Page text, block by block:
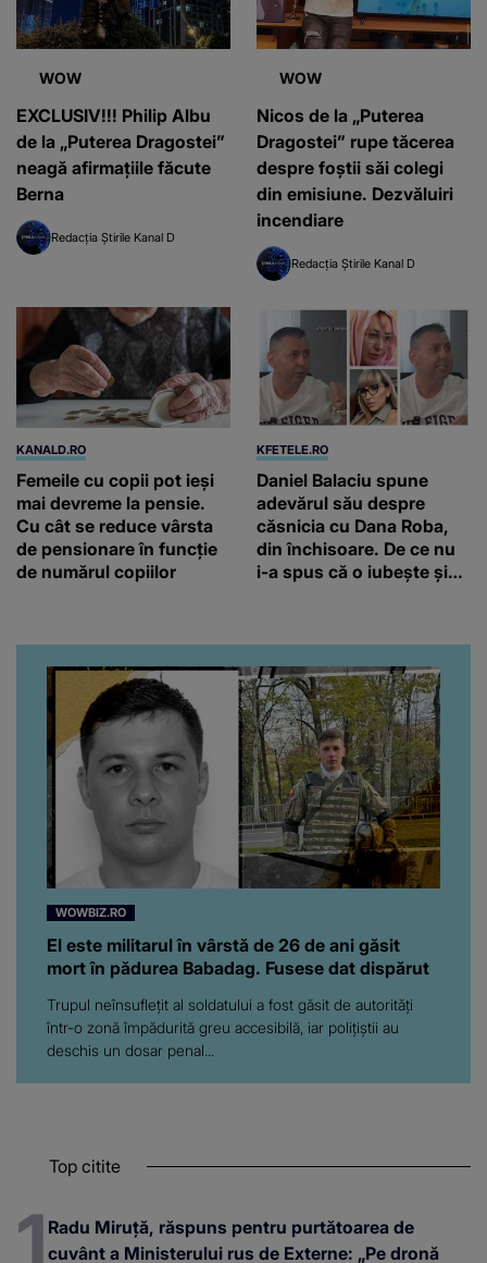
WOW
EXCLUSIV!!! Philip Albu
de la „Puterea Dragostei”
neagă afirmațiile făcute
Berna
Redacția Știrile Kanal D
WOW
Nicos de la „Puterea
Dragostei” rupe tăcerea
despre foștii săi colegi
din emisiune. Dezvăluiri
incendiare
Redacția Știrile Kanal D
KANALD.RO
Femeile cu copii pot ieși
mai devreme la pensie.
Cu cât se reduce vârsta
de pensionare în funcție
de numărul copiilor
KFETELE.RO
Daniel Balaciu spune
adevărul său despre
căsnicia cu Dana Roba,
din închisoare. De ce nu
i-a spus că o iubește și
“Am suflet mare. Eu am
ajutat-o.”
WOWBIZ.RO
El este militarul în vârstă de 26 de ani găsit
mort în pădurea Babadag. Fusese dat dispărut
Trupul neînsuflețit al soldatului a fost găsit de autorități
într-o zonă împădurită greu accesibilă, iar polițiștii au
deschis un dosar penal...
Top citite
Radu Miruță, răspuns pentru purtătoarea de
cuvânt a Ministerului rus de Externe: „Pe dronă